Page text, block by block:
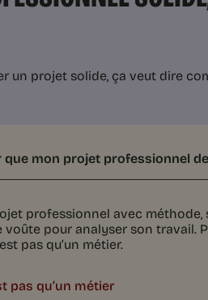
un projet solide, ça veut dire
mon projet professionnel
professionnel avec méthode,
pour analyser son travail.
pas qu’un métier.
pas qu’un métier